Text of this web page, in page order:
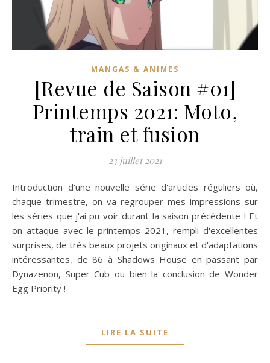
MANGAS & ANIMES
[Revue de Saison #01]
Printemps 2021: Moto,
train et fusion
23 juillet 2021
Introduction d'une nouvelle série d'articles réguliers où,
chaque trimestre, on va regrouper mes impressions sur
les séries que j'ai pu voir durant la saison précédente ! Et
on attaque avec le printemps 2021, rempli d'excellentes
surprises, de très beaux projets originaux et d'adaptations
intéressantes, de 86 à Shadows House en passant par
Dynazenon, Super Cub ou bien la conclusion de Wonder
Egg Priority !
LIRE LA SUITE